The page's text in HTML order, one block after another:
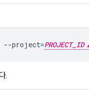
--project=PROJECT_ID
.